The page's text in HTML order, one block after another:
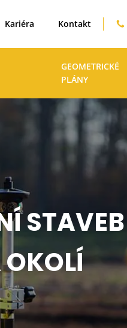
Kariéra Kontakt
GEOMETRICKÉ
PLÁNY
STAVEB